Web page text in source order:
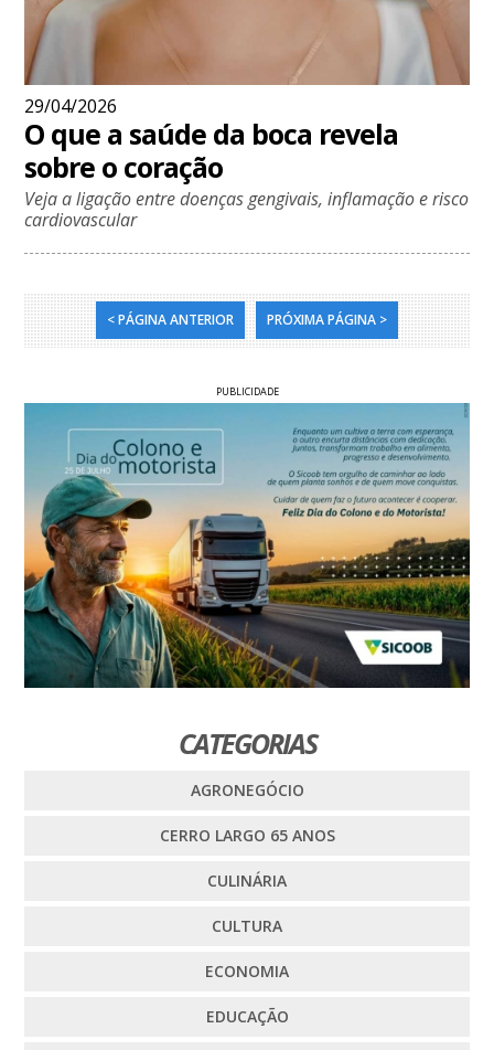
29/04/2026
O que a saúde da boca revela
sobre o coração
Veja a ligação entre doenças gengivais, inflamação e risco
cardiovascular
< PÁGINA ANTERIOR PRÓXIMA PÁGINA >
PUBLICIDADE
CATEGORIAS
AGRONEGÓCIO
CERRO LARGO 65 ANOS
CULINÁRIA
CULTURA
ECONOMIA
EDUCAÇÃO